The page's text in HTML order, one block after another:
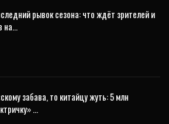
рывок сезона: что ждёт зрителей и
на…
забава, то китайцу жуть: 5 млн
…